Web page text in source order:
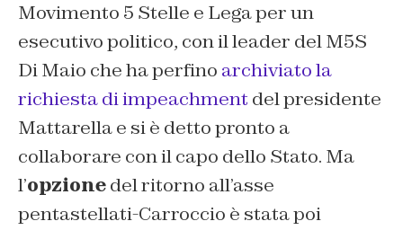
Movimento 5 Stelle e Lega per un
esecutivo politico, con il leader del M5S
Di Maio che ha perfino archiviato la
richiesta di impeachment del presidente
Mattarella e si è detto pronto a
collaborare con il capo dello Stato. Ma
l’opzionedel ritorno all’asse
pentastellati-Carroccio è stata poi